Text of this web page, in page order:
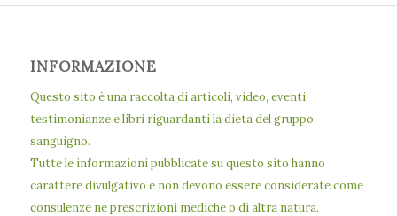
INFORMAZIONE
Questo sito è una raccolta di articoli, video, eventi,
testimonianze e libri riguardanti la dieta del gruppo
sanguigno.
Tutte le informazioni pubblicate su questo sito hanno
carattere divulgativo e non devono essere considerate come
consulenze ne prescrizioni mediche o di altra natura.